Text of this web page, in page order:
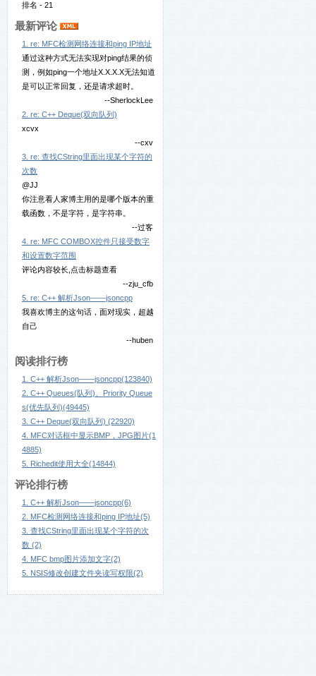
排名 - 21
最新评论
1. re: MFC检测网络连接和ping IP地址
通过这种方式无法实现对ping结果的侦
测，例如ping一个地址X.X.X.X无法知道
是可以正常回复，还是请求超时。
--SherlockLee
2. re: C++ Deque(双向队列)
xcvx
--cxv
3. re: 查找CString里面出现某个字符的
次数
@JJ
你注意看人家博主用的是哪个版本的重
载函数，不是字符，是字符串。
--过客
4. re: MFC COMBOX控件只接受数字
和设置数字范围
评论内容较长,点击标题查看
--zju_cfb
5. re: C++ 解析Json——jsoncpp
我喜欢博主的这句话，面对现实，超越
自己
--huben
阅读排行榜
1. C++ 解析Json——jsoncpp(123840)
2. C++ Queues(队列)、Priority Queue
s(优先队列)(49445)
3. C++ Deque(双向队列) (22920)
4. MFC对话框中显示BMP，JPG图片(1
4885)
5. Richedit使用大全(14844)
评论排行榜
1. C++ 解析Json——jsoncpp(6)
2. MFC检测网络连接和ping IP地址(5)
3. 查找CString里面出现某个字符的次
数 (2)
4. MFC bmp图片添加文字(2)
5. NSIS修改创建文件夹读写权限(2)